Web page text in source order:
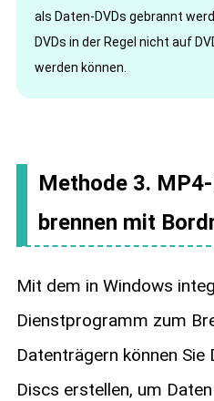
als Daten-DVDs gebrannt
DVDs in der Regel nicht auf
werden können.
Methode 3.
brennen mit
Mit dem in Windows
Dienstprogramm zum
Datenträgern können Sie
Discs erstellen, um